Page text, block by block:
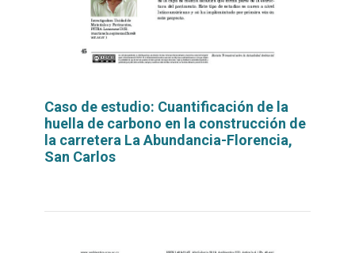
Caso de estudio: Cuantificación de la
huella de carbono en la construcción de
la carretera La Abundancia-Florencia,
San Carlos